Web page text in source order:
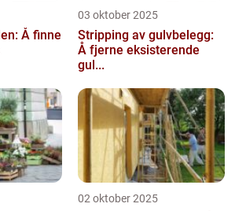
Å finne
03 oktober 2025
Stripping av gulvbelegg:
Å fjerne eksisterende
gul...
02 oktober 2025